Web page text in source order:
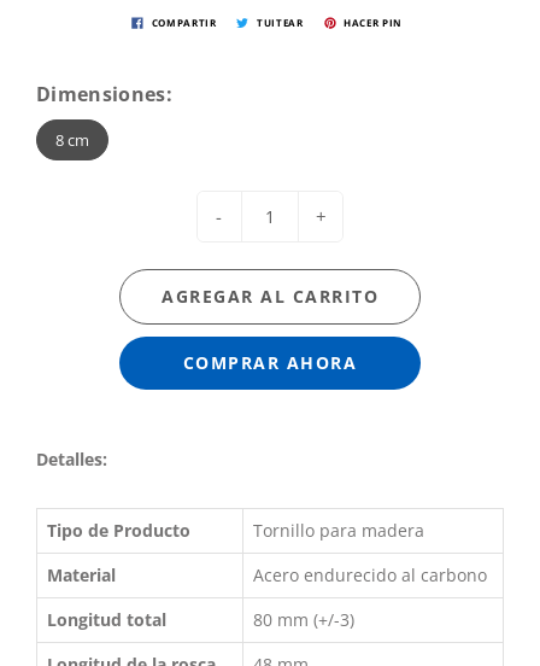
COMPARTIR TUITEAR HACER PIN
Dimensiones:
8 cm
- +
AGREGAR AL CARRITO
COMPRAR AHORA
Detalles:
Tipo de Producto
Tornillo para madera
Material
Acero endurecido al carbono
Longitud total
80 mm (+/-3)